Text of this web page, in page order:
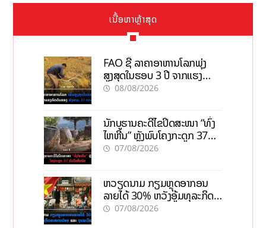
ເນື້ອຫາຫຼ້າສຸດ
FAO ຊີ້ ລາຄາອາຫານໂລກພຸ່ງ
ສູງສຸດໃນຮອບ 3 ປີ ຈາກແຮງ
ກົດດັນຂອງສົງຄາມ, El nino
08/08/2026
ນັກບູຮານຄະດີໄຂປິດສະໜາ “ທົ່ງ
ໄຫຫີນ” ຫຼັງພົບໂຄງກະດູກ 37
ຄົນໃນຫີນຍັກ
07/08/2026
ຫວຽດນາມ ກຽມຫຼຸດອາກອນ
ລາຍໄດ້ 30% ຫວັງອູ້ມທຸລະກິດ
ຂະໜາດນ້ອຍ ແລະ ຈຸນລະ
07/08/2026